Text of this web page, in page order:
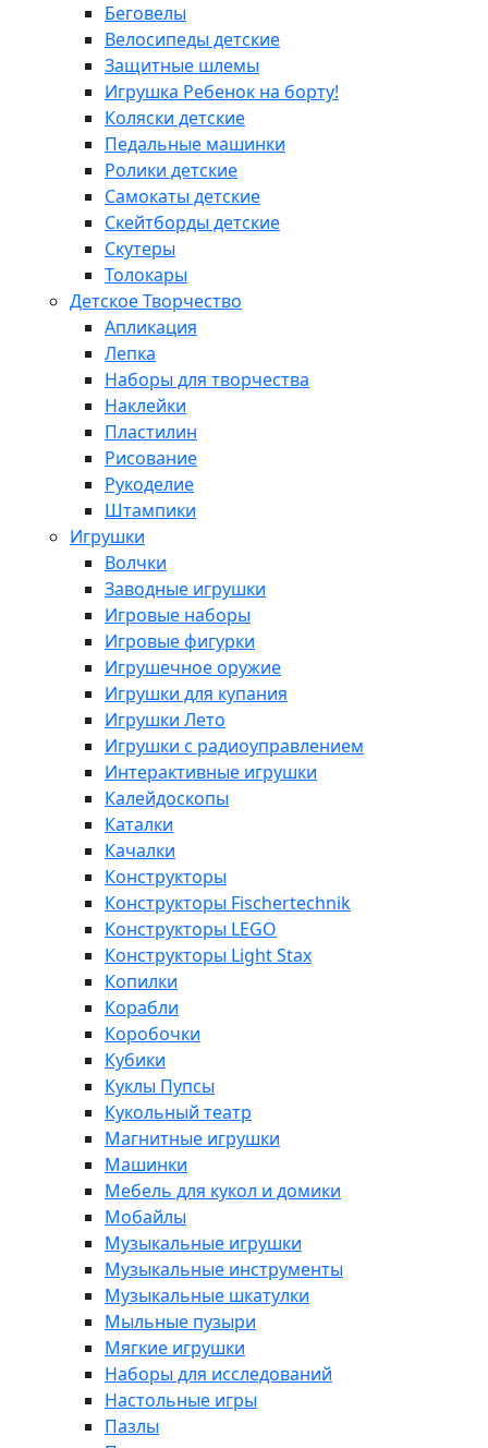
Беговелы
Велосипеды детские
Защитные шлемы
Игрушка Ребенок на борту!
Коляски детские
Педальные машинки
Ролики детские
Самокаты детские
Скейтборды детские
Скутеры
Толокары
Детское Творчество
Апликация
Лепка
Наборы для творчества
Наклейки
Пластилин
Рисование
Рукоделие
Штампики
Игрушки
Волчки
Заводные игрушки
Игровые наборы
Игровые фигурки
Игрушечное оружие
Игрушки для купания
Игрушки Лето
Игрушки с радиоуправлением
Интерактивные игрушки
Калейдоскопы
Каталки
Качалки
Конструкторы
Конструкторы Fisсhertechnik
Конструкторы LEGO
Конструкторы Light Stax
Копилки
Корабли
Коробочки
Кубики
Куклы Пупсы
Кукольный театр
Магнитные игрушки
Машинки
Мебель для кукол и домики
Мобайлы
Музыкальные игрушки
Музыкальные инструменты
Музыкальные шкатулки
Мыльные пузыри
Мягкие игрушки
Наборы для исследований
Настольные игры
Пазлы